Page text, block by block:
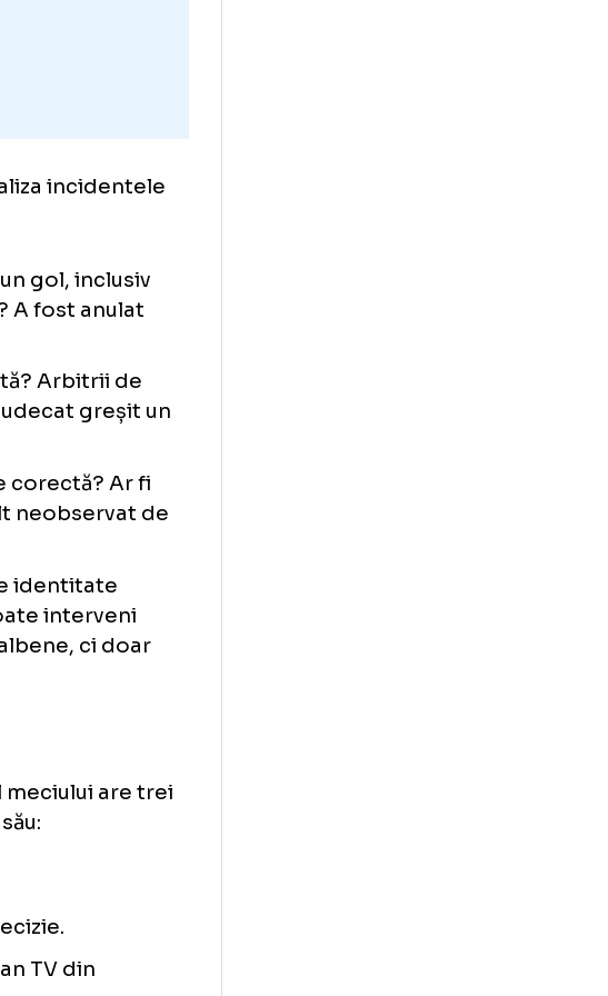
analiza incidentele
la un gol, inclusiv
joc? A fost anulat
au judecat greșit un
este corectă? Ar fi
caz de identitate
nu poate interveni